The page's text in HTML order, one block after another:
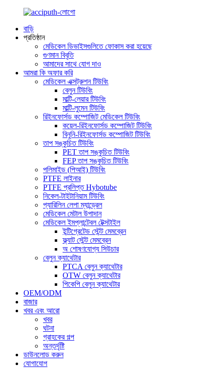
বাড়ি
প্রতিষ্ঠান
মেডিকেল ডিভাইসগুলিতে ফোকাস করা হয়েছে
গুণমান বিবৃতি
আমাদের সাথে যোগ দাও
আমরা কি অফার করি
মেডিকেল এক্সট্রুশন টিউবিং
বেলুন টিউবিং
মাল্টি-লেয়ার টিউবিং
মাল্টি-লুমেন টিউবিং
রিইনফোর্সড কম্পোজিট মেডিকেল টিউবিং
কয়েল-রিইনফোর্সড কম্পোজিট টিউবিং
বিনুনি-রিইনফোর্সড কম্পোজিট টিউবিং
তাপ সঙ্কুচিত টিউবিং
PET তাপ সঙ্কুচিত টিউবিং
FEP তাপ সঙ্কুচিত টিউবিং
পলিমাইড (পিআই) টিউবিং
PTFE লাইনার
PTFE প্রলিপ্ত Hybotube
নিকেল-টাইটানিয়াম টিউবিং
প্যারিলিন লেপা ম্যান্ড্রেল
মেডিকেল মেটাল উপাদান
মেডিকেল ইমপ্লান্টেবল টেক্সটাইল
ইন্টিগ্রেটেড স্টেন্ট মেমব্রেন
ফ্ল্যাট স্টেন্ট মেমব্রেন
অ শোষণযোগ্য সিউচার
বেলুন ক্যাথেটার
PTCA বেলুন ক্যাথেটার
OTW বেলুন ক্যাথেটার
পিকেপি বেলুন ক্যাথেটার
OEM/ODM
বাজার
খবর এবং আরো
খবর
ঘটনা
গ্রাহকের গল্প
অন্তর্দৃষ্টি
ডাউনলোড করুন
যোগাযোগ